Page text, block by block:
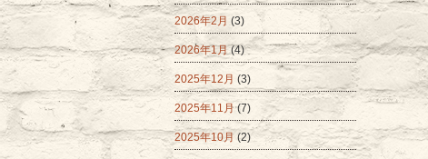
2026年2月 (3)
2026年1月(4)
2025年12月 (3)
2025年11月(7)
2025年10月 (2)